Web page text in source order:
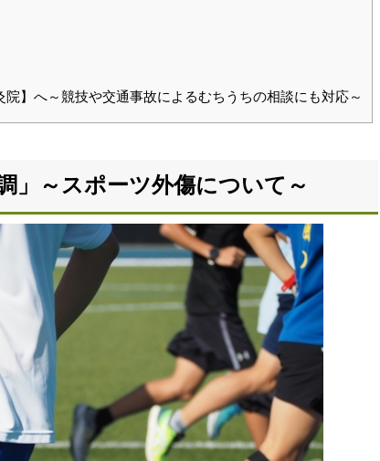
】へ～競技や交通事故によるむちうちの相談にも対応～
」～スポーツ外傷について～